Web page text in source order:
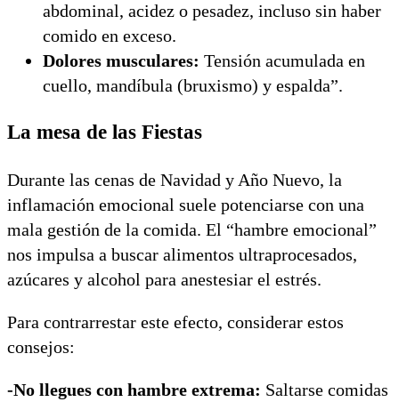
abdominal, acidez o pesadez, incluso sin haber
comido en exceso.
Dolores musculares: Tensión acumulada en
cuello, mandíbula (bruxismo) y espalda”.
La mesa de las Fiestas
Durante las cenas de Navidad y Año Nuevo, la
inflamación emocional suele potenciarse con una
mala gestión de la comida. El “hambre emocional”
nos impulsa a buscar alimentos ultraprocesados,
azúcares y alcohol para anestesiar el estrés.
Para contrarrestar este efecto, considerar estos
consejos:
-No llegues con hambre extrema: Saltarse comidas